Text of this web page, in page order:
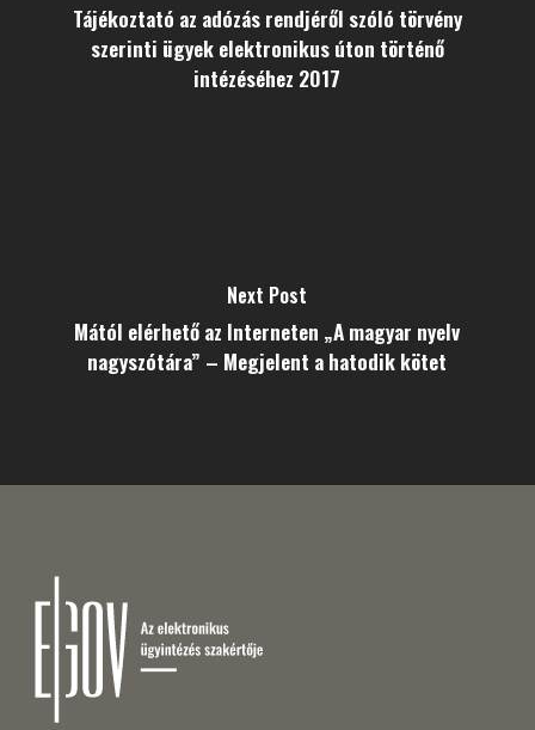
Tájékoztató az adózás rendjéről szóló törvény
szerinti ügyek elektronikus úton történő
intézéséhez 2017
Next Post
Mától elérhető az Interneten „A magyar nyelv
nagyszótára” – Megjelent a hatodik kötet